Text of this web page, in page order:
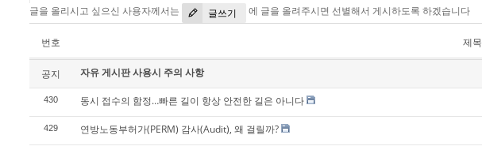
왕과 사는 남자 앨버커키에서 영화 상영합니다.
알버커키 감리교회 부흥회 조영진 목사님
2026 하반기 순회영사업무 안내
글을 올리시고 싶으신 사용자께서는 글쓰기 에 글을 올려주시면 선별해서 게시하도록 하겠습니다
번호 제목
공지 자유 게시판 사용시 주의 사항
430 동시 접수의 함정…빠른 길이 항상 안전한 길은 아니다
429 연방노동부허가(PERM) 감사(Audit), 왜 걸릴까?
- 뉴멕시코 한인업소록
- 뉴멕시코골프회
Contacts